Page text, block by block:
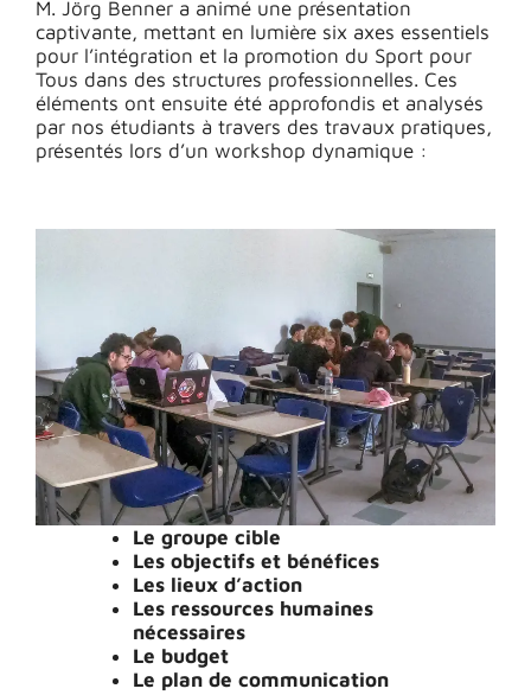
M. Jörg Benner a animé une présentation
captivante, mettant en lumière six axes essentiels
pour l’intégration et la promotion du Sport pour
Tous dans des structures professionnelles. Ces
éléments ont ensuite été approfondis et analysés
par nos étudiants à travers des travaux pratiques,
présentés lors d’un workshop dynamique :
Le groupe cible
Les objectifs et bénéfices
Les lieux d’action
Les ressources humaines
nécessaires
Le budget
Le plan de communication